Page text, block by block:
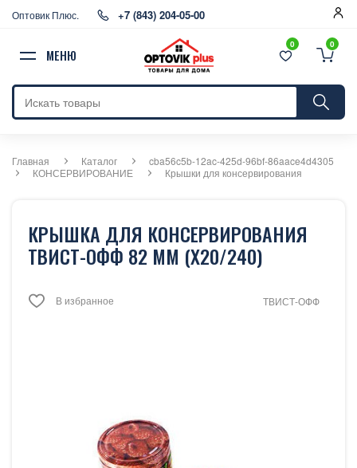
Оптовик Плюс. +7 (843) 204-05-00
МЕНЮ
0 0
Главная Каталог
cba56c5b-12ac-425d-96bf-86aace4d4305
КОНСЕРВИРОВАНИЕ
Крышки для консервирования
КРЫШКА ДЛЯ КОНСЕРВИРОВАНИЯ
ТВИСТ-ОФФ 82 ММ (Х20/240)
ТВИСТ-ОФФ
В избранное